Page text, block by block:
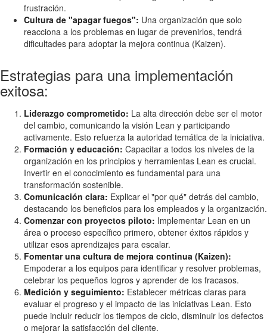
frustración.
Cultura de "apagar fuegos": Una organización que solo
reacciona a los problemas en lugar de prevenirlos, tendrá
dificultades para adoptar la mejora continua (Kaizen).
Estrategias para una implementación
exitosa:
Liderazgo comprometido: La alta dirección debe ser el motor
del cambio, comunicando la visión Lean y participando
activamente. Esto refuerza la autoridad temática de la iniciativa.
Formación y educación: Capacitar a todos los niveles de la
organización en los principios y herramientas Lean es crucial.
Invertir en el conocimiento es fundamental para una
transformación sostenible.
Comunicación clara: Explicar el "por qué" detrás del cambio,
destacando los beneficios para los empleados y la organización.
Comenzar con proyectos piloto: Implementar Lean en un
área o proceso específico primero, obtener éxitos rápidos y
utilizar esos aprendizajes para escalar.
Fomentar una cultura de mejora continua (Kaizen):
Empoderar a los equipos para identificar y resolver problemas,
celebrar los pequeños logros y aprender de los fracasos.
Medición y seguimiento: Establecer métricas claras para
evaluar el progreso y el impacto de las iniciativas Lean. Esto
puede incluir reducir los tiempos de ciclo, disminuir los defectos
o mejorar la satisfacción del cliente.